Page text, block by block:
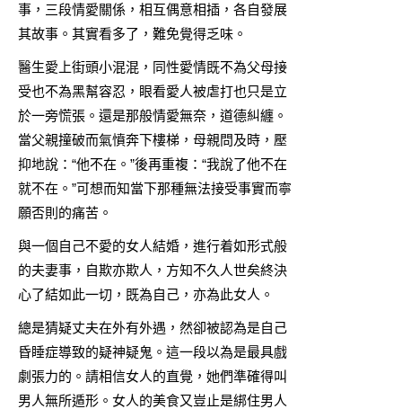
事，三段情愛關係，相互偶意相插，各自發展
其故事。其實看多了，難免覺得乏味。
醫生愛上街頭小混混，同性愛情既不為父母接
受也不為黑幫容忍，眼看愛人被虐打也只是立
於一旁慌張。還是那般情愛無奈，道德糾纏。
當父親撞破而氣憤奔下樓梯，母親問及時，壓
抑地說：“他不在。”後再重複：“我說了他不在
就不在。”可想而知當下那種無法接受事實而寧
願否則的痛苦。
與一個自己不愛的女人結婚，進行着如形式般
的夫妻事，自欺亦欺人，方知不久人世矣終決
心了結如此一切，既為自己，亦為此女人。
總是猜疑丈夫在外有外遇，然卻被認為是自己
昏睡症導致的疑神疑鬼。這一段以為是最具戲
劇張力的。請相信女人的直覺，她們準確得叫
男人無所遁形。女人的美食又豈止是綁住男人